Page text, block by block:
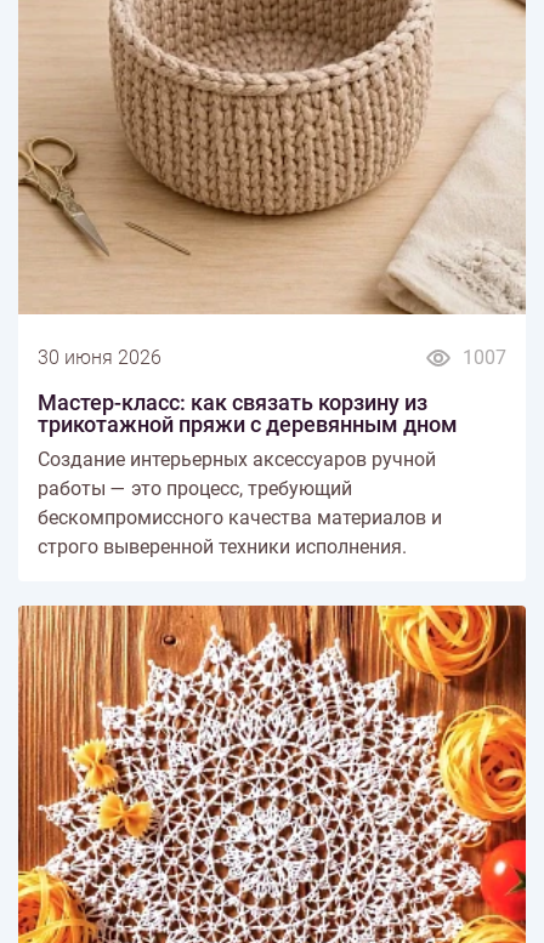
1007
30 июня 2026
Мастер-класс: как связать корзину из
трикотажной пряжи с деревянным дном
Создание интерьерных аксессуаров ручной
работы — это процесс, требующий
бескомпромиссного качества материалов и
строго выверенной техники исполнения.